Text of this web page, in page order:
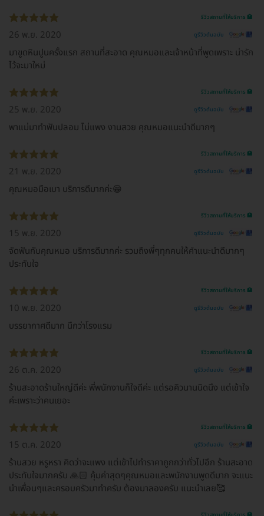
รีวิวสถานที่ให้บริการ 🏥
26 พ.ย. 2020 ดูรีวิวต้นฉบับ
มาขูดหินปูนครั้งแรก สถานที่สะอาด คุณหมอและเจ้าหน้าที่พูดเพราะ น่ารัก
ไว้จะมาใหม่
รีวิวสถานที่ให้บริการ 🏥
25 พ.ย. 2020 ดูรีวิวต้นฉบับ
พาแม่มาทำฟันปลอม ไม่แพง งานสวย คุณหมอแนะนำดีมากๆ
รีวิวสถานที่ให้บริการ 🏥
21 พ.ย. 2020 ดูรีวิวต้นฉบับ
คุณหมอมือเบา บริการดีมากค่ะ😁
รีวิวสถานที่ให้บริการ 🏥
15 พ.ย. 2020 ดูรีวิวต้นฉบับ
จัดฟันกับคุณหมอ บริการดีมากค่ะ รวมถึงพี่ๆทุกคนให้คำแนะนำดีมากๆ
ประทับใจ
รีวิวสถานที่ให้บริการ 🏥
10 พ.ย. 2020 ดูรีวิวต้นฉบับ
บรรยากาศดีมาก นึกว่าโรงแรม
รีวิวสถานที่ให้บริการ 🏥
26 ต.ค. 2020 ดูรีวิวต้นฉบับ
ร้านสะอาดร้านใหญ่ดีค่ะ พี่พนักงานก็ใจดีค่ะ แต่รอคิวนานนิดนึง แต่เข้าใจ
ค่ะเพราะว่าคนเยอะ
รีวิวสถานที่ให้บริการ 🏥
15 ต.ค. 2020 ดูรีวิวต้นฉบับ
ร้านสวย หรูหรา คิดว่าจะแพง แต่เข้าไปทำราคาถูกกว่าทั่วไปอีก ร้านสะอาด
ประทับใจมากครับ 🙏🏻 คุ้มค่าสุดๆคุณหมอและพนักงานพูดดีมาก จะแนะ
นำเพื่อนๆและครอบครัวมาทำครับ ต้องมาลองครับ แนะนำเลย🥰